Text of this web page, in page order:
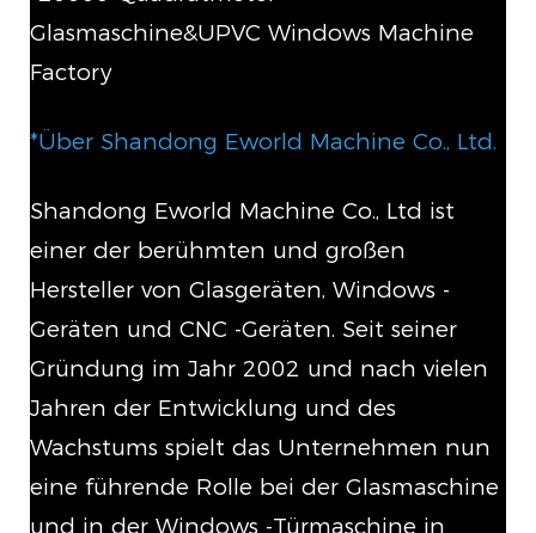
Glasmaschine&UPVC Windows Machine
Factory
*Über Shandong Eworld Machine Co., Ltd.
Shandong Eworld Machine Co., Ltd ist
einer der berühmten und großen
Hersteller von Glasgeräten, Windows -
Geräten und CNC -Geräten. Seit seiner
Gründung im Jahr 2002 und nach vielen
Jahren der Entwicklung und des
Wachstums spielt das Unternehmen nun
eine führende Rolle bei der Glasmaschine
und in der Windows -Türmaschine in